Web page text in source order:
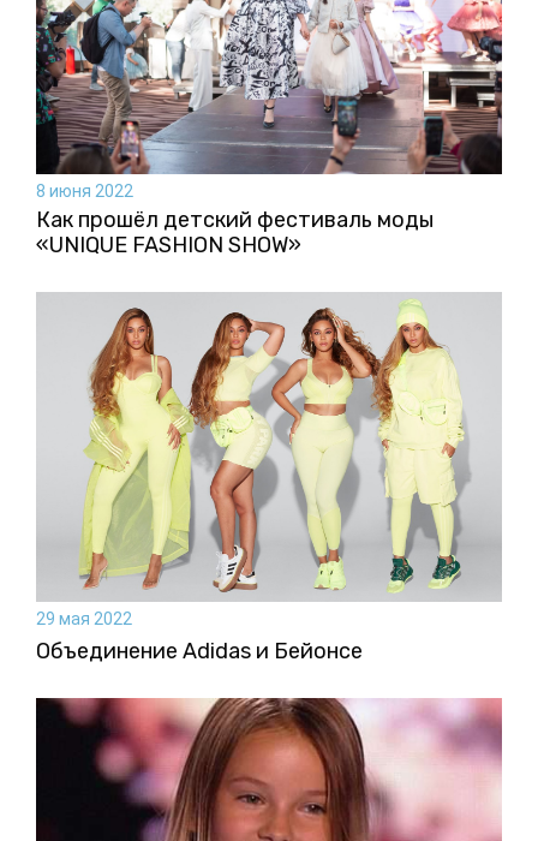
8 июня 2022
Как прошёл детский фестиваль моды
«UNIQUE FASHION SHOW»
29 мая 2022
Объединение Adidas и Бейонсе